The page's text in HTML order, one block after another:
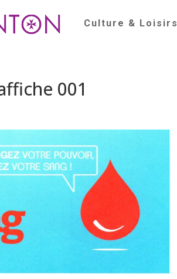
Culture & Loisirs
001